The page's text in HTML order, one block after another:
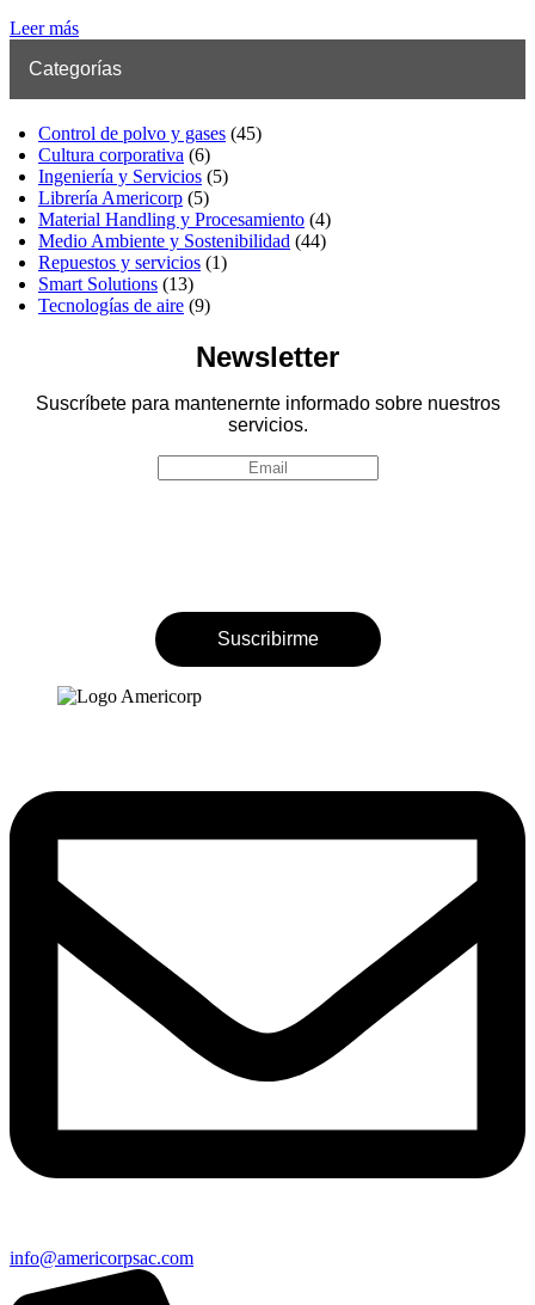
Leer más
Categorías
Control de polvo y gases (45)
Cultura corporativa (6)
Ingeniería y Servicios (5)
Librería Americorp (5)
Material Handling y Procesamiento (4)
Medio Ambiente y Sostenibilidad (44)
Repuestos y servicios (1)
Smart Solutions (13)
Tecnologías de aire (9)
Newsletter
Suscríbete para mantenernte informado sobre nuestros
servicios.
info@americorpsac.com